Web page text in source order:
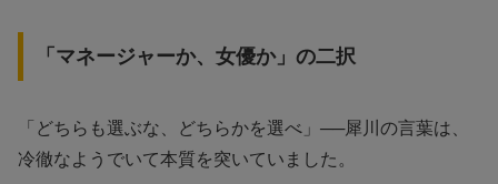
「マネージャーか、女優か」の二択
「どちらも選ぶな、どちらかを選べ」──犀川の言葉は、
冷徹なようでいて本質を突いていました。